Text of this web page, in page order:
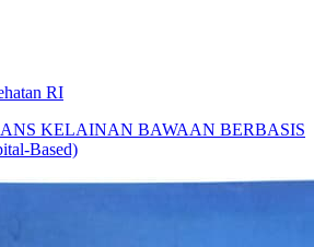
RI
KELAINAN BAWAAN BERBASIS
Based)